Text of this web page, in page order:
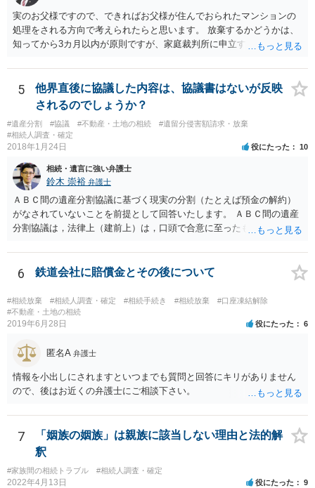
実のお父様ですので、できればお父様が住んでおられたマンションの
処理をされる方向で考えられたらと思います。 放棄するかどうかは、
知ってから3カ月以内が原則ですが、家庭裁判所に申立すれば3カ月の
放棄するかどうか決めることができます。 銀行やサラ金が数年も放置
することはありませんので、数年後に借金が発見される可能性はほぼ
ありません。 なお、私が扱った相続放棄を検討していた案件で、期間
伸長して調査したところ、サラ金に対する過払金など相当な財産が見
つかったため相続したという事例がありました。
5
他界直後に協議した内容は、協議書はないが反映
されるのでしょうか？
#遺産分割 #協議 #不動産・土地の相続
#遺留分侵害額請求・放棄
#相続人調査・確定
2018年1月24日 役にたった 10
相続・遺言に強い弁護士
鈴木 崇裕 弁護士
ＡＢＣ間の遺産分割協議に基づく現実の分割（たとえば預金の解約）
がなされていないことを前提として回答いたします。 ＡＢＣ間の遺産
分割協議は，法律上（建前上）は，口頭で合意に至ったものであって
ん。 また，不動産の名義を移転するためには，遺産分割協議書への署
名捺印を得る必要があります。 したがって，残念ながら，「ＡＢＣ間
の遺産分割協議が有効に成立している」という前提に基づく主張は困
難と思われます。 「ＡＢＣ間の遺産分割協議は未了のまま，ＡとＢが
死亡し，二次相続が発生した」という前提に基づいて協議を進める必
要があります。 もちろん，Ｃの立場としては，ＡＢＣ間の遺産分割協
人は応じない姿勢を示していることから，実現は困難だと思います。
しどころ）としては，譲歩することを甘受しなければならないかもし
れません。
6 鉄道会社に賠償金とその後について
#相続放棄 #相続人調査・確定 #相続手続き #相続放棄
#口座凍結解除
#不動産・土地の相続
2019年6月28日 役にたった 6
匿名A 弁護士
情報を小出しにされますといつまでも質問と回答にキリがありません
ので、後はお近くの弁護士にご相談下さい。
7
「姻族の姻族」は親族に該当しない理由と法的解
釈
#家族間の相続トラブル #相続人調査・確定
2022年4月13日 役にたった 9